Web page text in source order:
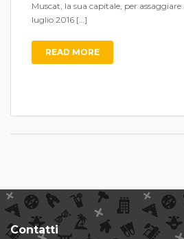
Muscat, la sua capitale, per
luglio 2016 […]
READ MORE
Contatti